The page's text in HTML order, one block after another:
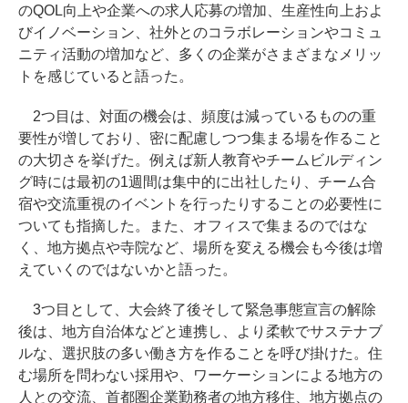
のQOL向上や企業への求人応募の増加、生産性向上およ
びイノベーション、社外とのコラボレーションやコミュ
ニティ活動の増加など、多くの企業がさまざまなメリッ
トを感じていると語った。
2つ目は、対面の機会は、頻度は減っているものの重
要性が増しており、密に配慮しつつ集まる場を作ること
の大切さを挙げた。例えば新人教育やチームビルディン
グ時には最初の1週間は集中的に出社したり、チーム合
宿や交流重視のイベントを行ったりすることの必要性に
ついても指摘した。また、オフィスで集まるのではな
く、地方拠点や寺院など、場所を変える機会も今後は増
えていくのではないかと語った。
3つ目として、大会終了後そして緊急事態宣言の解除
後は、地方自治体などと連携し、より柔軟でサステナブ
ルな、選択肢の多い働き方を作ることを呼び掛けた。住
む場所を問わない採用や、ワーケーションによる地方の
人との交流、首都圏企業勤務者の地方移住、地方拠点の